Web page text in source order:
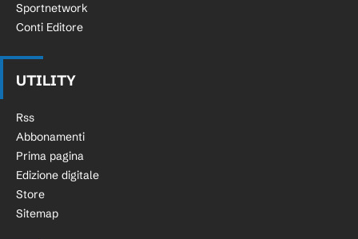
Sportnetwork
Conti Editore
UTILITY
Rss
Abbonamenti
Prima pagina
Edizione digitale
Store
Sitemap